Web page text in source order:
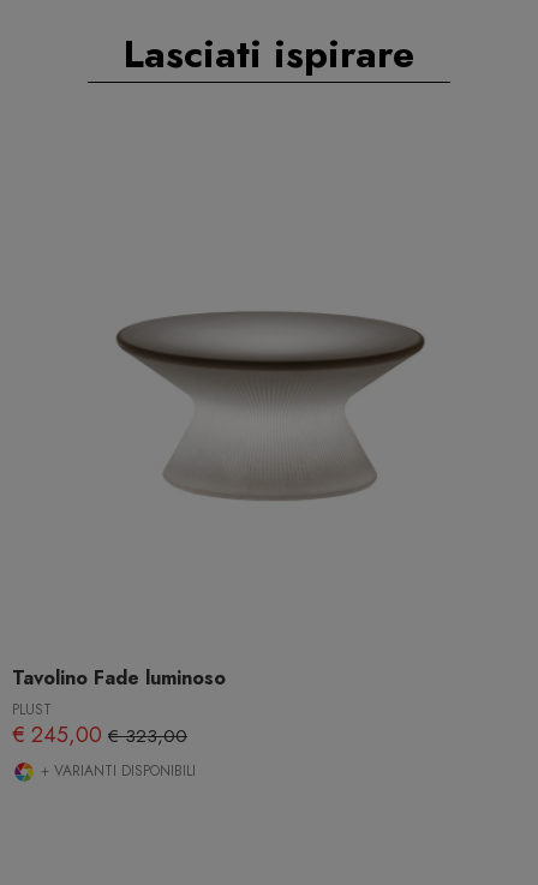
Lasciati ispirare
Tavolino Fade luminoso
PLUST
€ 245,00 € 323,00
+ VARIANTI DISPONIBILI